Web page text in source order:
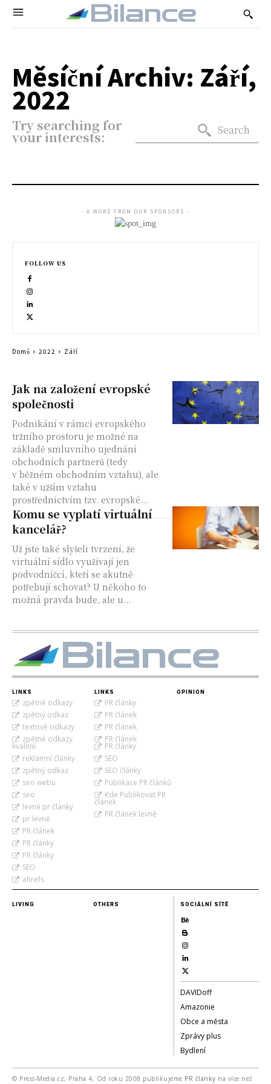
Bilance
Měsíční Archiv: Září,
2022
Try searching for
your interests: Search
Jak na založení evropské
společnosti
Podnikání v rámci evropského
tržního prostoru je možné na
základě smluvního ujednání
obchodních partnerů (tedy
v běžném obchodním vztahu), ale
také v užším vztahu
prostřednictvím tzv. evropské...
Komu se vyplatí virtuální
kancelář?
Už jste také slyšeli tvrzení, že
virtuální sídlo využívají jen
podvodníčcí, kteří se akutně
potřebují schovat? U někoho to
možná pravda bude, ale u...
- A WORD FROM OUR SPONSORS -
FOLLOW US
Domů 2022 Září
Bilance
LINKS
zpětné odkazy
zpětný odkaz
textové odkazy
zpětné odkazy
kvalitní
reklamní články
zpětný odkaz
seo webu
seo
levné pr články
pr levně
PR článek
PR články
PR články
SEO
ahrefs
LINKS
PR články
PR článek
PR článek
PR článek
PR články
SEO
SEO články
Publikace PR článků
Kde Publikovat PR
článek
PR článek levně
OPINION
LIVING OTHERS SOCIÁLNÍ SÍTĚ
DAVIDoff
Amazonie
Obce a města
Zprávy plus
Bydlení
© Press-Media.cz, Praha 4, Od roku 2008 publikujeme PR články na více než